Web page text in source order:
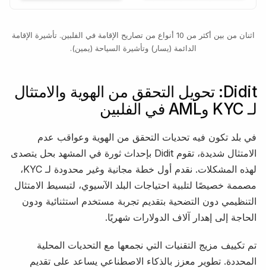
اثنان من بين أكثر من 10 أنواع من تصاريح الإقامة في الفلبين. تأشيرة الإقامة
الدائمة (يسار) وتأشيرة السياحة (يمين).
Didit: تحويل التحقق من الهوية والامتثال
لـ KYC وAML في الفلبين
في بلد تكون فيه تحديات التحقق من الهوية وعواقب عدم
الامتثال شديدة، تقوم Didit بإحداث ثورة في المشهد بحل يتصدى
لهذه المشكلات. نقدم أول خطة مجانية وغير محدودة لـ KYC،
مصممة خصيصًا لتلبية احتياجات البلد الآسيوي، لتبسيط الامتثال
التنظيمي دون التضحية بتقديم تجربة مستخدم استثنائية ودون
الحاجة إلى إهدار آلاف الدولارات شهريًا.
تم تكييف مزيج التقنيات التي نجمعها مع التحديات المحلية
المحددة. تطوير معزز بالذكاء الاصطناعي يساعد على تقديم